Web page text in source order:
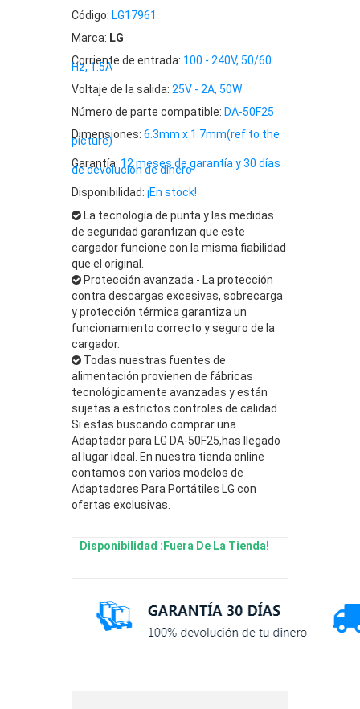
Código: LG17961
Marca: LG
Corriente de entrada: 100 - 240V, 50/60
Hz, 1.5A
Voltaje de la salida: 25V - 2A, 50W
Número de parte compatible: DA-50F25
Dimensiones: 6.3mm x 1.7mm(ref to the
picture)
Garantía: 12 meses de garantía y 30 días
de devolución de dinero
Disponibilidad: ¡En stock!
La tecnología de punta y las medidas
de seguridad garantizan que este
cargador funcione con la misma fiabilidad
que el original.
Protección avanzada - La protección
contra descargas excesivas, sobrecarga
y protección térmica garantiza un
funcionamiento correcto y seguro de la
cargador.
Todas nuestras fuentes de
alimentación provienen de fábricas
tecnológicamente avanzadas y están
sujetas a estrictos controles de calidad.
Si estas buscando comprar una
Adaptador para LG DA-50F25,has llegado
al lugar ideal. En nuestra tienda online
contamos con varios modelos de
Adaptadores Para Portátiles LG con
ofertas exclusivas.
Disponibilidad :Fuera De La Tienda!